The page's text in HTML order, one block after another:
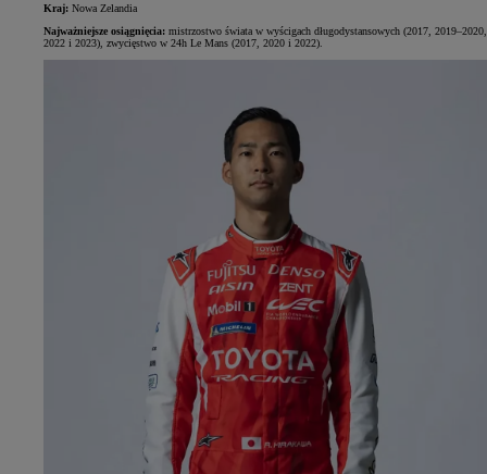
Kraj: Nowa Zelandia
Najważniejsze osiągnięcia: mistrzostwo świata w wyścigach długodystansowych (2017, 2019–2020,
2022 i 2023), zwycięstwo w 24h Le Mans (2017, 2020 i 2022).